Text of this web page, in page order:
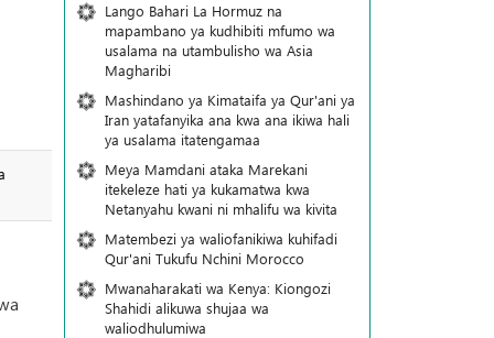
Lango Bahari La Hormuz na
mapambano ya kudhibiti mfumo wa
usalama na utambulisho wa Asia
Magharibi
Mashindano ya Kimataifa ya Qur'ani ya
Iran yatafanyika ana kwa ana ikiwa hali
ya usalama itatengamaa
Meya Mamdani ataka Marekani
itekeleze hati ya kukamatwa kwa
Netanyahu kwani ni mhalifu wa kivita
Matembezi ya waliofanikiwa kuhifadi
Qur'ani Tukufu Nchini Morocco
Mwanaharakati wa Kenya: Kiongozi
Shahidi alikuwa shujaa wa
waliodhulumiwa